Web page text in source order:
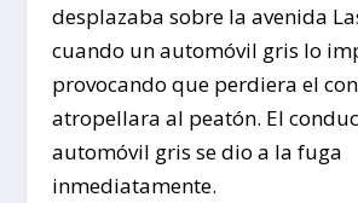
desplazaba sobre la avenida
cuando un automóvil gris lo
provocando que perdiera el
atropellara al peatón. El
automóvil gris se dio a la fuga
inmediatamente.